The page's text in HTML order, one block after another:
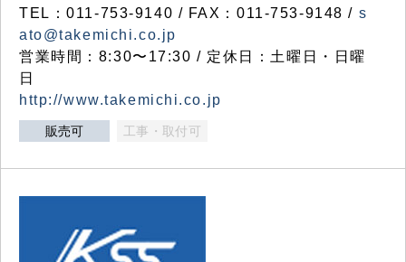
TEL：011-753-9140 / FAX：011-753-9148 / s
ato@takemichi.co.jp
営業時間：8:30〜17:30 / 定休日：土曜日・日曜
日
http://www.takemichi.co.jp
販売可 工事・取付可